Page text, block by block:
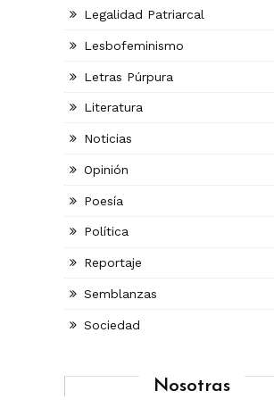
Legalidad Patriarcal
Lesbofeminismo
Letras Púrpura
Literatura
Noticias
Opinión
Poesía
Política
Reportaje
Semblanzas
Sociedad
Nosotras